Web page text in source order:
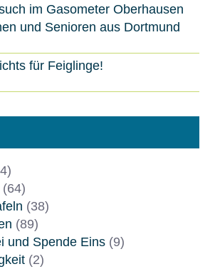
im Gasometer Oberhausen
und Senioren aus Dortmund
für Feiglinge!
(64)
(38)
(89)
und Spende Eins(9)
(2)